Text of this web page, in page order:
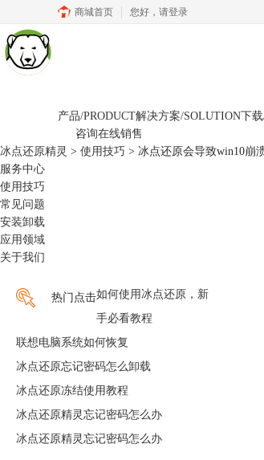
商城首页 您好， 请登录
产品/PRODUCT解决方案/SOLUTION下
咨询在线销售
冰点还原精灵 > 使用技巧 > 冰点还原会导致win10崩
服务中心
使用技巧
常见问题
安装卸载
应用领域
关于我们
热门点击如何使用冰点还原，新
手必看教程
联想电脑系统如何恢复
冰点还原忘记密码怎么卸载
冰点还原冻结使用教程
冰点还原精灵忘记密码怎么办
冰点还原精灵忘记密码怎么办